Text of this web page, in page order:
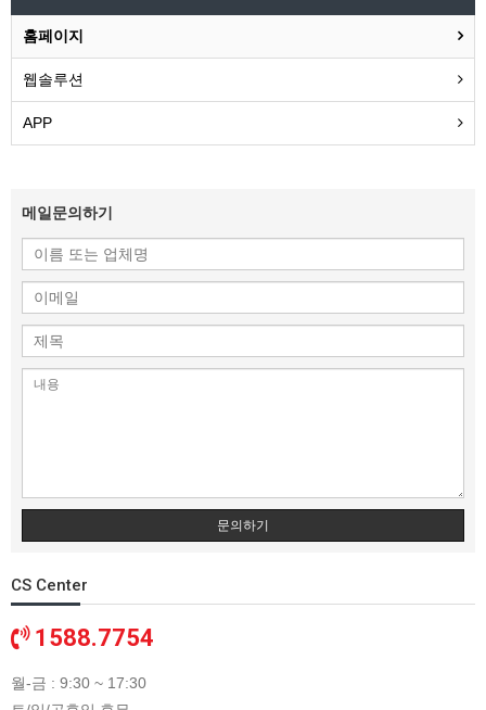
홈페이지
웹솔루션
APP
메일문의하기
문의하기
CS Center
1588.7754
월-금 : 9:30 ~ 17:30